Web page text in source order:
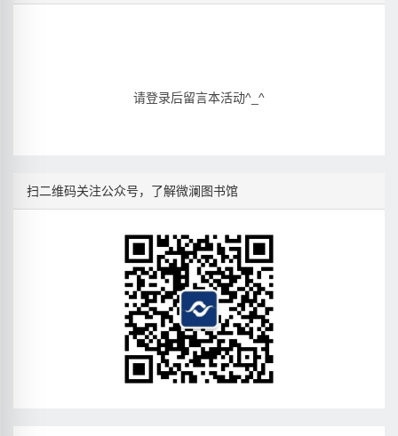
请登录后留言本活动^_^
扫二维码关注公众号，了解微澜图书馆